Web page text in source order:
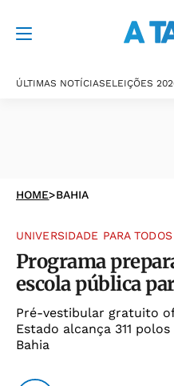
ÚLTIMAS NOTÍCIASELEIÇÕES
HOME>BAHIA
UNIVERSIDADE PARA TODOS
Programa
escola pública
Pré-vestibular gratuito
Estado alcança 311
Bahia